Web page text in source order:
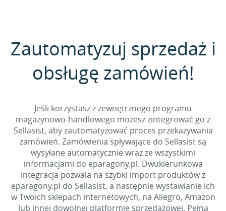
Zautomatyzuj sprzedaż i
obsługę zamówień!
Jeśli korzystasz z zewnętrznego programu
magazynowo-handlowego możesz zintegrować go z
Sellasist, aby zautomatyzować proces przekazywania
zamówień. Zamówienia spływające do Sellasist są
wysyłane automatycznie wraz ze wszystkimi
informacjami do eparagony.pl. Dwukierunkowa
integracja pozwala na szybki import produktów z
eparagony.pl do Sellasist, a następnie wystawianie ich
w Twoich sklepach internetowych, na Allegro, Amazon
lub innej dowolnej platformie sprzedażowej. Pełna